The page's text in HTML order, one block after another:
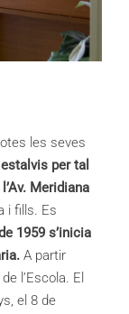
les seves
per tal
Meridiana
i fills. Es
1959 s’inicia
A partir
l’Escola. El
el 8 de